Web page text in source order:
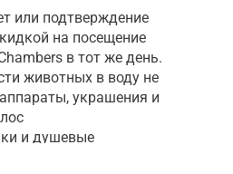
или подтверждение
на посещение
в тот же день.
животных в воду не
украшения и
и душевые